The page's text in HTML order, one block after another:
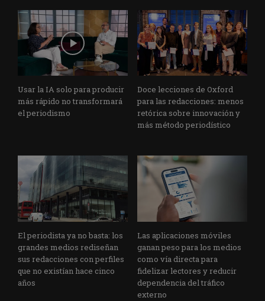
Usar la IA solo para producir
más rápido no transformará
el periodismo
Doce lecciones de Oxford
para las redacciones: menos
retórica sobre innovación y
más método periodístico
El periodista ya no basta: los
grandes medios rediseñan
sus redacciones con perfiles
que no existían hace cinco
años
Las aplicaciones móviles
ganan peso para los medios
como vía directa para
fidelizar lectores y reducir
dependencia del tráfico
externo